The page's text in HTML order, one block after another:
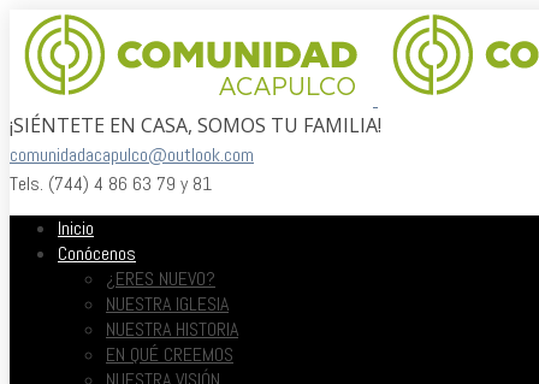
¡SIÉNTETE EN CASA, SOMOS TU FAMILIA!
comunidadacapulco@outlook.com
Tels. (744) 4 86 63 79 y 81
Inicio
Conócenos
¿ERES NUEVO?
NUESTRA IGLESIA
NUESTRA HISTORIA
EN QUÉ CREEMOS